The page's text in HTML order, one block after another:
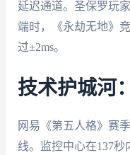
延迟通道。圣保罗玩
端时，《永劫无地》
过±2ms。
技术护城河
网易《第五人格》赛
线。监控中心在137